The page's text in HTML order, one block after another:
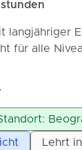
langjähriger
für alle
auf
durch
online
Lehrt